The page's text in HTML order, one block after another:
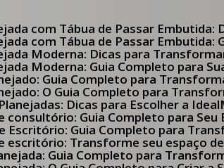
com Tábua de Passar Embutida:
com Tábua de Passar Embutida:
Moderna: Dicas para
Moderna: Guia Completo para
Guia Completo para
O Guia Completo para
Dicas para Escolher a Ideal
consultório: Guia Completo para Seu
Escritório: Guia Completo para
escritório: Transforme seu espaço
Guia Completo para